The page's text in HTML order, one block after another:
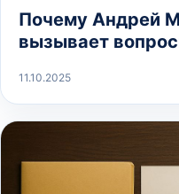
Почему Андрей
вызывает
11.10.2025